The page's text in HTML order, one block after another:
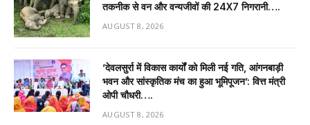
तकनीक से वन और वन्यजीवों की 24X7 निगरानी….
AUGUST 8, 2026
’देवलसुर्रा में विकास कार्यों को मिली नई गति, आंगनबाड़ी
भवन और सांस्कृतिक मंच का हुआ भूमिपूजन’: वित्त मंत्री
ओपी चौधरी….
AUGUST 8, 2026